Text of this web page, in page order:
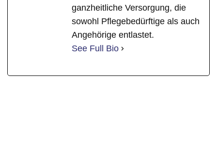
ganzheitliche Versorgung, die
sowohl Pflegebedürftige als auch
Angehörige entlastet.
See Full Bio